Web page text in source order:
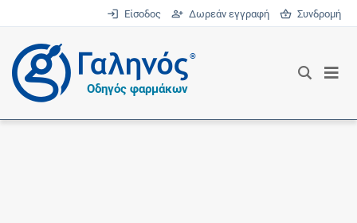
Είσοδος Δωρεάν εγγραφή Συνδρομή
®
Οδηγός φαρμάκων